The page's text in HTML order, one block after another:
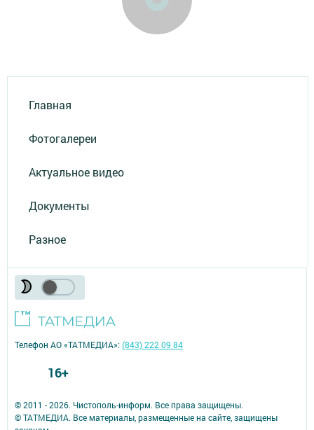
Главная
Фотогалереи
Актуальное видео
Документы
Разное
© 2011 - 2026. Чистополь-информ. Все права защищены.
© ТАТМЕДИА. Все материалы, размещенные на сайте, защищены
Телефон АО «ТАТМЕДИА»:(843) 222 09 84
16+